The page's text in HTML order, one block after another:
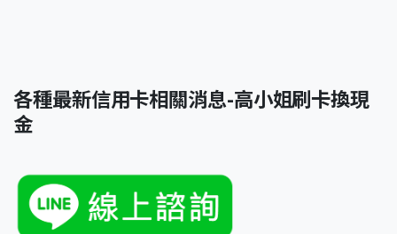
各種最新信用卡相關消息-高小姐刷卡換現
金